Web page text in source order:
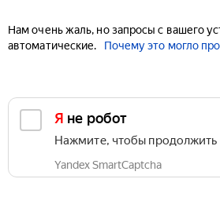
Нам очень жаль, но запросы с вашего
автоматические.
Почему это могло
Я не робот
Нажмите, чтобы продолжить
Yandex SmartCaptcha